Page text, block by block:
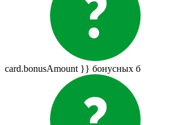
card.bonusAmount }} бонусных б